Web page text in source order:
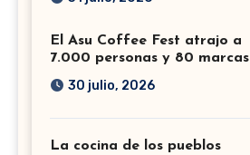
El Asu Coffee Fest atrajo a
7.000 personas y 80 marcas
30 julio, 2026
La cocina de los pueblos